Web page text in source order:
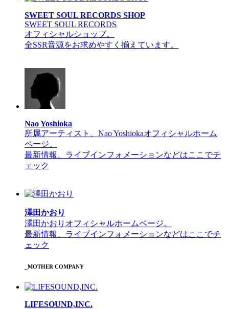
SWEET SOUL RECORDS SHOP
SWEET SOUL RECORDS
オフィシャルショップ。
全SSR音源をお求めやすく揃えています。
Nao Yoshioka
所属アーティスト、Nao Yoshiokaオフィシャルホーム
ページ。
最新情報、ライブインフォメーションなどはここでチ
ェック
澤田かおり
澤田かおりオフィシャルホームページ。
最新情報、ライブインフォメーションなどはここでチ
ェック
_MOTHER COMPANY
LIFESOUND,INC.